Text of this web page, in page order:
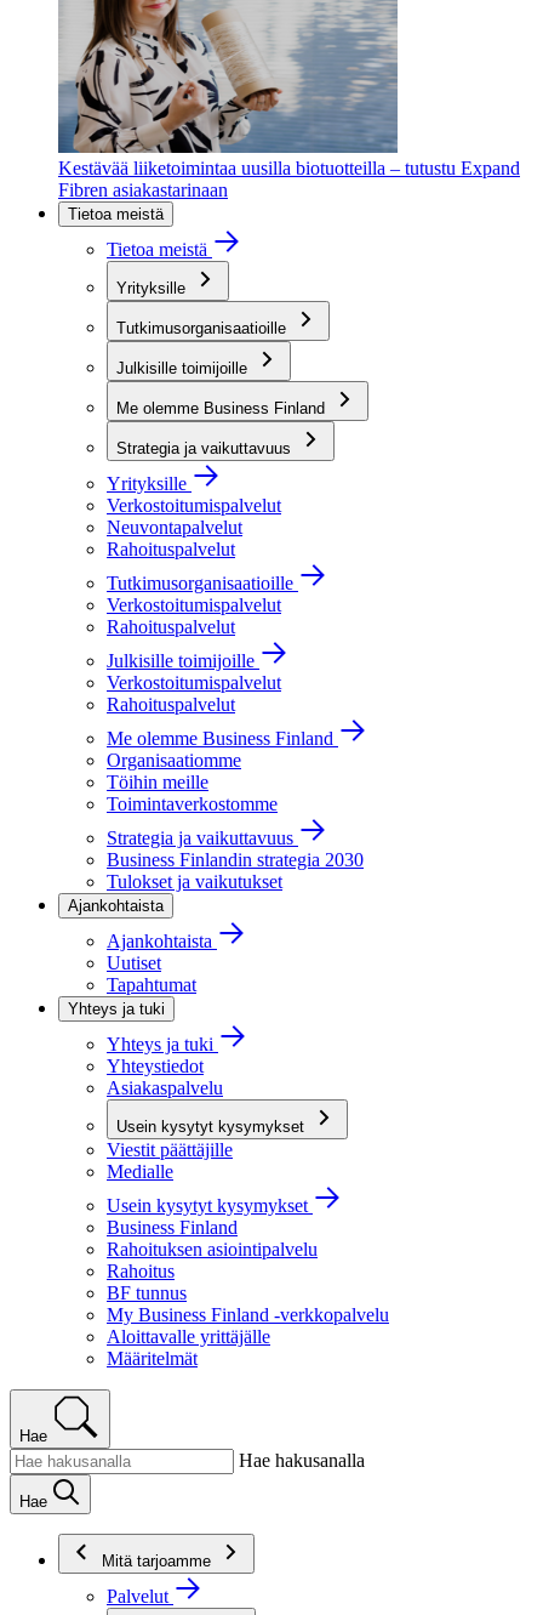
Kestävää liiketoimintaa uusilla biotuotteilla – tutustu Expand
Fibren asiakastarinaan
Tietoa meistä
Tietoa meistä
Yrityksille
Tutkimusorganisaatioille
Julkisille toimijoille
Me olemme Business Finland
Strategia ja vaikuttavuus
Yrityksille
Verkostoitumispalvelut
Neuvontapalvelut
Rahoituspalvelut
Tutkimusorganisaatioille
Verkostoitumispalvelut
Rahoituspalvelut
Julkisille toimijoille
Verkostoitumispalvelut
Rahoituspalvelut
Me olemme Business Finland
Organisaatiomme
Töihin meille
Toimintaverkostomme
Strategia ja vaikuttavuus
Business Finlandin strategia 2030
Tulokset ja vaikutukset
Ajankohtaista
Ajankohtaista
Uutiset
Tapahtumat
Yhteys ja tuki
Yhteys ja tuki
Yhteystiedot
Asiakaspalvelu
Usein kysytyt kysymykset
Viestit päättäjille
Medialle
Usein kysytyt kysymykset
Business Finland
Rahoituksen asiointipalvelu
Rahoitus
BF tunnus
My Business Finland -verkkopalvelu
Aloittavalle yrittäjälle
Määritelmät
Hae
Hae hakusanalla
Hae
Mitä tarjoamme
Palvelut